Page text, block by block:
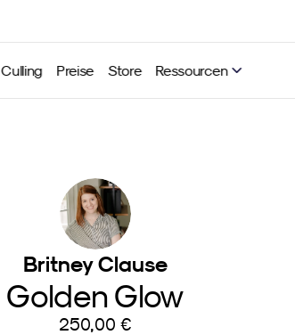
Britney Clause
Golden Glow
250,00 €
Culling Preise Store Ressourcen